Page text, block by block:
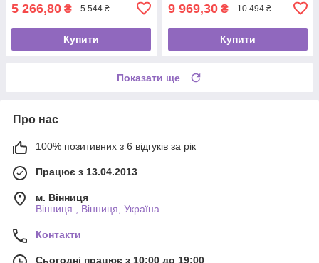
5 266,80 ₴ 5 544 ₴
Купити
9 969,30 ₴ 10 494 ₴
Купити
Показати ще
Про нас
100% позитивних з 6 відгуків за рік
Працює з 13.04.2013
м. Вінниця
Вінниця , Вінниця, Україна
Контакти
Сьогодні працює з 10:00 до 19:00